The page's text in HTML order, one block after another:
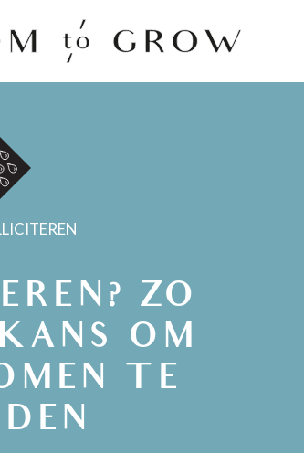
ZO
OM
TE